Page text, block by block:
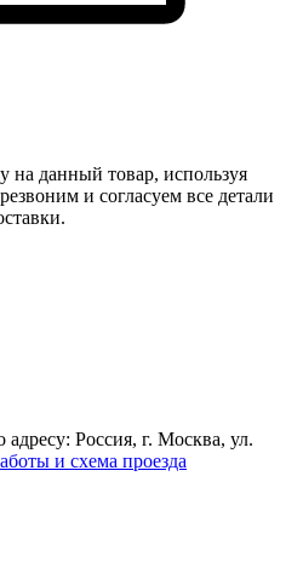
на данный товар, используя
и согласуем все детали
Россия, г. Москва, ул.
и схема проезда